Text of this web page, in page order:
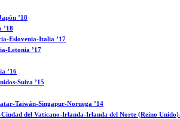
’18
’18
Eslovenia-Italia ’17
Letonia ’17
’16
Suiza ’15
Taiwán-Singapur-Noruega ’14
del Vaticano-Irlanda-Irlanda del Norte (Reino